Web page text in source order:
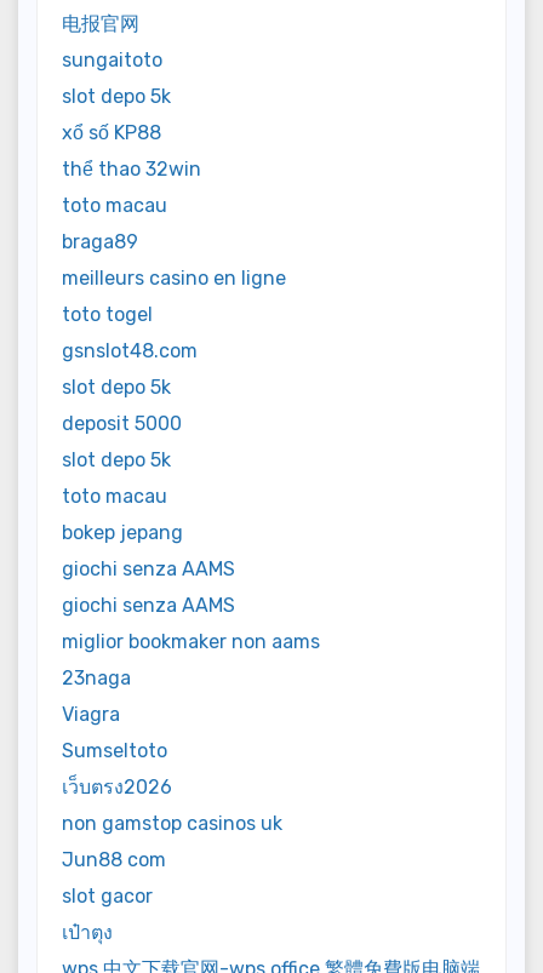
电报官网
sungaitoto
slot depo 5k
xổ số KP88
thể thao 32win
toto macau
braga89
meilleurs casino en ligne
toto togel
gsnslot48.com
slot depo 5k
deposit 5000
slot depo 5k
toto macau
bokep jepang
giochi senza AAMS
giochi senza AAMS
miglior bookmaker non aams
23naga
Viagra
Sumseltoto
เว็บตรง2026
non gamstop casinos uk
Jun88 com
slot gacor
เป๋าตุง